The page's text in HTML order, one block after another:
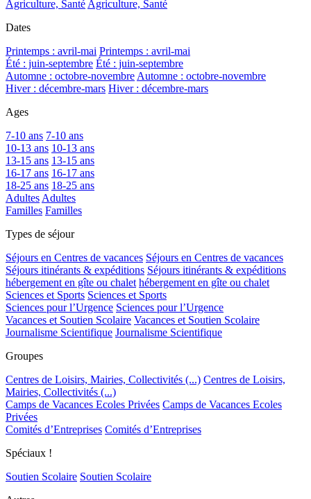
Agriculture, Santé Agriculture, Santé
Dates
Printemps : avril-mai Printemps : avril-mai
Été : juin-septembre Été : juin-septembre
Automne : octobre-novembre Automne : octobre-novembre
Hiver : décembre-mars Hiver : décembre-mars
Ages
7-10 ans 7-10 ans
10-13 ans 10-13 ans
13-15 ans 13-15 ans
16-17 ans 16-17 ans
18-25 ans 18-25 ans
Adultes Adultes
Familles Familles
Types de séjour
Séjours en Centres de vacances Séjours en Centres de vacances
Séjours itinérants & expéditions Séjours itinérants & expéditions
hébergement en gîte ou chalet hébergement en gîte ou chalet
Sciences et Sports Sciences et Sports
Sciences pour l’Urgence Sciences pour l’Urgence
Vacances et Soutien Scolaire Vacances et Soutien Scolaire
Journalisme Scientifique Journalisme Scientifique
Groupes
Centres de Loisirs, Mairies, Collectivités (...) Centres de Loisirs,
Mairies, Collectivités (...)
Camps de Vacances Ecoles Privées Camps de Vacances Ecoles
Privées
Comités d’Entreprises Comités d’Entreprises
Spéciaux !
Soutien Scolaire Soutien Scolaire